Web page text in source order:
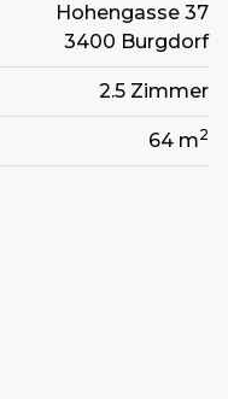
Hohengasse 37
3400 Burgdorf
2.5 Zimmer
64 m2